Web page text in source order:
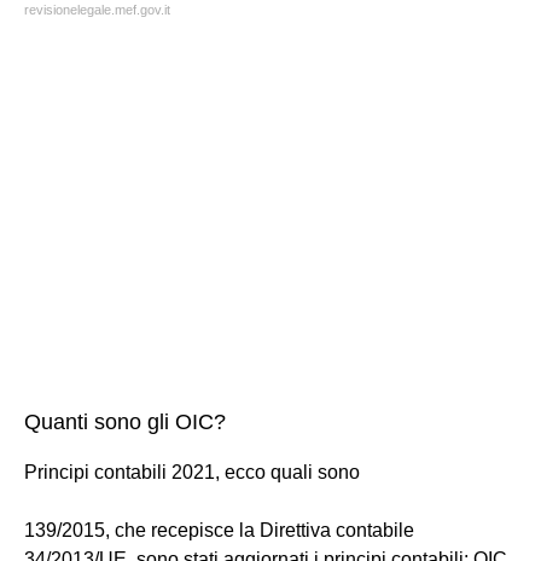
revisionelegale.mef.gov.it
Quanti sono gli OIC?
Principi contabili 2021, ecco quali sono
139/2015, che recepisce la Direttiva contabile